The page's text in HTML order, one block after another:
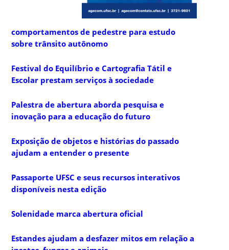
comportamentos de pedestre para estudo
sobre trânsito autônomo
Festival do Equilíbrio e Cartografia Tátil e
Escolar prestam serviços à sociedade
Palestra de abertura aborda pesquisa e
inovação para a educação do futuro
Exposição de objetos e histórias do passado
ajudam a entender o presente
Passaporte UFSC e seus recursos interativos
disponíveis nesta edição
Solenidade marca abertura oficial
Estandes ajudam a desfazer mitos em relação a